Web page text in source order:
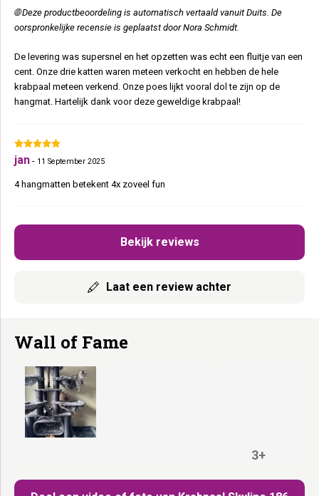
Bekijk reviews
Laat een review achter
🌐 Deze productbeoordeling is automatisch vertaald vanuit Duits. De
oorspronkelijke recensie is geplaatst door Nora Schmidt.
De levering was supersnel en het opzetten was echt een fluitje van een
cent. Onze drie katten waren meteen verkocht en hebben de hele
krabpaal meteen verkend. Onze poes lijkt vooral dol te zijn op de
hangmat. Hartelijk dank voor deze geweldige krabpaal!
jan - 11 September 2025
4 hangmatten betekent 4x zoveel fun
Wall of Fame
3+